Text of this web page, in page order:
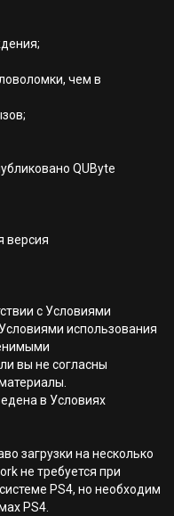
чем в
QUByte
версия
с Условиями
использования
вы не согласны
в Условиях
загрузки на несколько
не требуется при
PS4, но необходим
PS4.